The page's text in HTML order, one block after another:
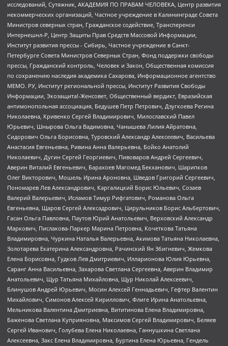
исследований, Сутяжник, АКАДЕМИЯ ПО ПРАВАМ ЧЕЛОВЕКА, Центр развития
некоммерческих организаций, Частное учреждение в Калининграде Совета
Министров северных стран, Гражданское содействие, Трансперенси
Интернешнл-Р, Центр Защиты Прав Средств Массовой Информации,
Институт развития прессы - Сибирь, Частное учреждение в Санкт-
Петербурге Совета Министров Северных Стран, Фонд поддержки свободы
прессы, Гражданский контроль, Человек и Закон, Общественная комиссия
по сохранению наследия академика Сахарова, Информационное агентство
МЕМО. РУ, Институт региональной прессы, Институт Развития Свободы
Информации, Экозащита!-Женсовет, Общественный вердикт, Евразийская
антимонопольная ассоциация, Бедушев Петр Петрович, Дзугкоева Регина
Николаевна, Кривенко Сергей Владимирович, Милославский Павел
Юрьевич, Шнырова Ольга Вадимовна, Чанышева Лилия Айратовна,
Сидорович Ольга Борисовна, Туровский Александр Алексеевич, Васильева
Анастасия Евгеньевна, Ривина Анна Валерьевна, Бойко Анатолий
Николаевич, Дугин Сергей Георгиевич, Пивоваров Андрей Сергеевич,
Аверин Виталий Евгеньевич, Барахоев Магомед Бекханович, Шарипков
Олег Викторович, Мошель Ирина Ароновна, Шведов Григорий Сергеевич,
Пономарев Лев Александрович, Каргалицкий Борис Юльевич, Созаев
Валерий Валерьевич, Исламов Тимур Рифгатович, Романова Ольга
Евгеньевна, Щаров Сергей Алексадрович, Цирульников Борис Альбертович,
Гасан Ольга Павловна, Паутов Юрий Анатольевич, Верховский Александр
Маркович, Пислакова-Паркер Марина Петровна, Кочеткова Татьяна
Владимировна, Чуркина Наталья Валерьевна, Акимова Татьяна Николаевна,
Золотарева Екатерина Александровна, Рачинский Ян Збигневич, Жемкова
Елена Борисовна, Гудков Лев Дмитриевич, Илларионова Юлия Юрьевна,
Саранг Анна Васильевна, Захарова Светлана Сергеевна, Аверин Владимир
Анатольевич, Щур Татьяна Михайловна, Щур Николай Алексеевич,
Блинушов Андрей Юрьевич, Мосин Алексей Геннадьевич, Гефтер Валентин
Михайлович, Симонов Алексей Кириллович, Флиге Ирина Анатольевна,
Мельникова Валентина Дмитриевна, Вититинова Елена Владимировна,
Баженова Светлана Куприяновна, Максимов Сергей Владимирович, Беляев
Сергей Иванович, Голубева Елена Николаевна, Ганнушкина Светлана
Алексеевна, Закс Елена Владимировна, Буртина Елена Юрьевна, Гендель